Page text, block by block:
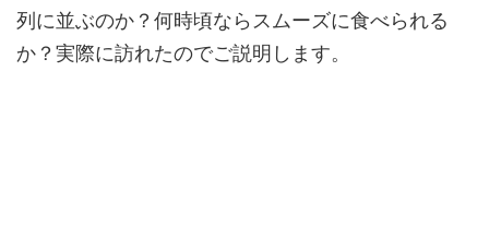
列に並ぶのか？何時頃ならスムーズに食べられる
か？実際に訪れたのでご説明します。